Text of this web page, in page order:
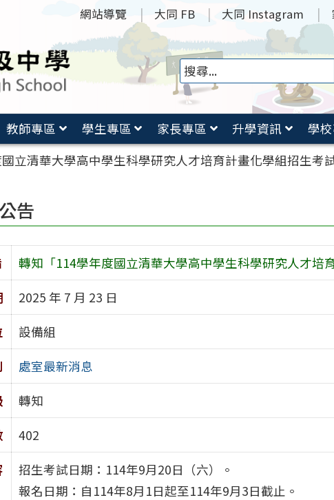
網站導覽 大同 FB 大同 Instagram
教師專區 學生專區 家長專區 升學資訊
學
立清華大學高中學生科學研究人才培育計畫化學組招生考
告
轉知「114學年度國立清華大學高中學生科學研究人才培
2025 年 7 月 23 日
設備組
處室最新消息
轉知
402
招生考試日期：114年9月20日（六）。
報名日期：自114年8月1日起至114年9月3日截止。